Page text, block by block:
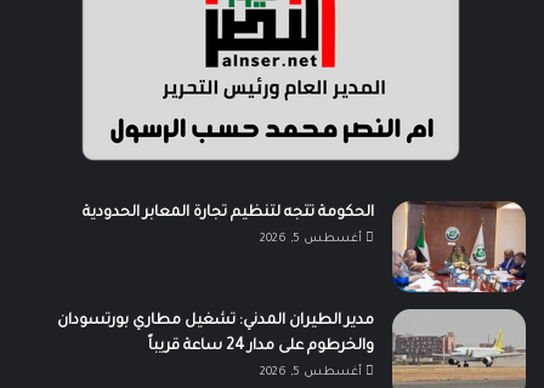
الحكومة تتجه لتنظيم تجارة المعابر الحدودية
أغسطس 5, 2026
مدير الطيران المدني: تشغيل مطاري بورتسودان
والخرطوم على مدار 24 ساعة قريباً
أغسطس 5, 2026